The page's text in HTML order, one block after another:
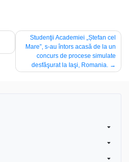
Studenţii Academiei „Ștefan cel
Mare”, s-au întors acasă de la un
concurs de procese simulate
desfăşurat la Iaşi, Romania.